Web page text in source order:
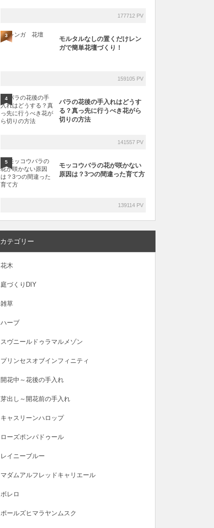
177712 PV
3
モルタルなしの置くだけレン
ガで簡単花壇づくり！
159105 PV
4
バラの花後の手入れはどうす
る？真っ先に行うべき花がら
切りの方法
141557 PV
5
モッコウバラの花が咲かない
原因は？3つの間違った育て方
139114 PV
カテゴリー
花木
庭づくりDIY
雑草
ハーブ
スヴニールドゥラマルメゾン
プリンセスオブインフィニティ
開花中～花後の手入れ
芽出し～開花前の手入れ
キャスリーンハロップ
ローズポンパドゥール
レイニーブルー
マダムアルフレッドキャリエール
ボレロ
ポールズヒマラヤンムスク